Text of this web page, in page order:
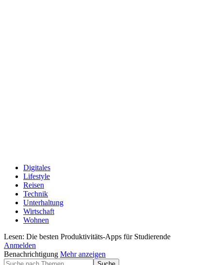
Digitales
Lifestyle
Reisen
Technik
Unterhaltung
Wirtschaft
Wohnen
Lesen: Die besten Produktivitäts-Apps für Studierende
Anmelden
Benachrichtigung Mehr anzeigen